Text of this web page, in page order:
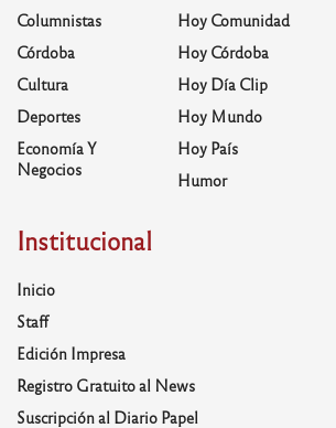
Columnistas
Córdoba
Cultura
Deportes
Economía Y
Negocios
Hoy Comunidad
Hoy Córdoba
Hoy Día Clip
Hoy Mundo
Hoy País
Humor
Institucional
Inicio
Staff
Edición Impresa
Registro Gratuito al News
Suscripción al Diario Papel